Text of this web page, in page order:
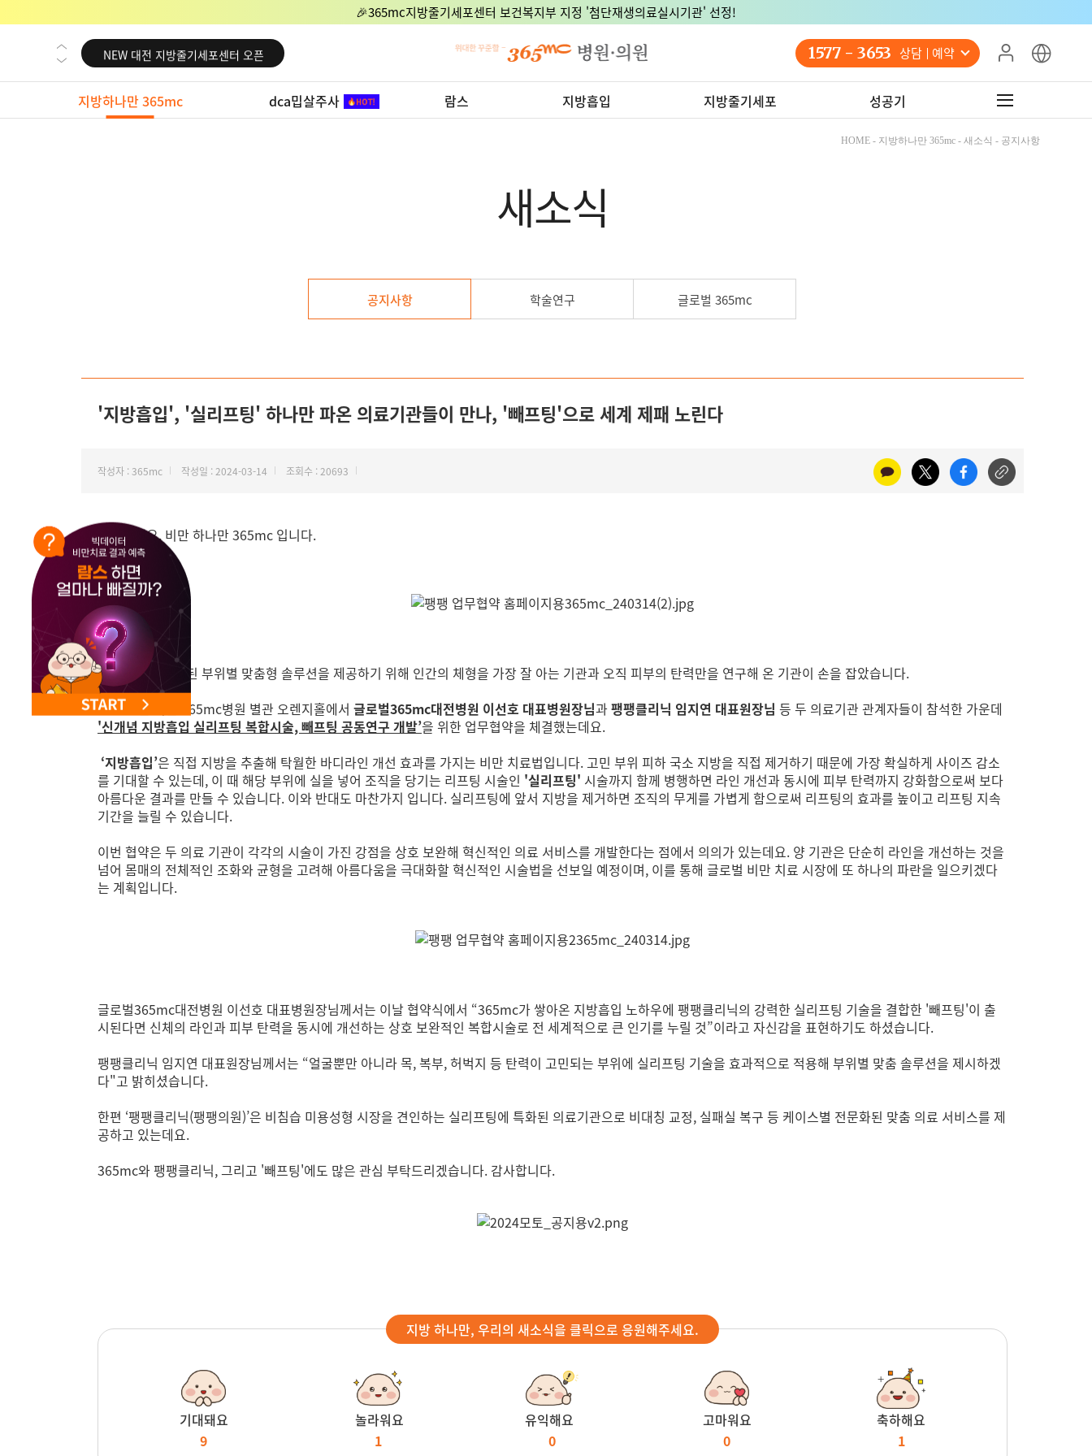
🎉365mc지방줄기세포센터 보건복지부 지정 '첨단재생의료실시기관' 선정!
NEW 교대 지방줄기세포센터 오픈
NEW 대전 지방줄기세포센터 오픈
NEW 노원 지방줄기세포센터 오픈
NEW 미국 LA점 오픈
1577 - 3653 상담 예약
지방하나만 365mc dca밉살주사 람스 지방흡입 지방줄기세포 성공기
HOME - 지방하나만 365mc - 새소식 - 공지사항
새소식
공지사항 학술연구 글로벌 365mc
'지방흡입', '실리프팅' 하나만 파온 의료기관들이 만나, '빼프팅'으로 세계 제패 노린다
작성자 : 365mc 작성일 : 2024-03-14 조회수 : 20693
안녕하세요. 비만 하나만 365mc 입니다.
개인에게 최적화된 부위별 맞춤형 솔루션을 제공하기 위해 인간의 체형을 가장 잘 아는 기관과 오직 피부의 탄력만을 연구해 온 기관이 손을 잡았습니다.
365mc는 최근 365mc병원 별관 오렌지홀에서 글로벌365mc대전병원 이선호 대표병원장님과팽팽클리닉 임지연 대표원장님 등 두 의료기관 관계자들이 참석한 가운데
'신개념 지방흡입 실리프팅 복합시술, 빼프팅 공동연구 개발’을 위한 업무협약을 체결했는데요.
‘지방흡입’은 직접 지방을 추출해 탁월한 바디라인 개선 효과를 가지는 비만 치료법입니다. 고민 부위 피하 국소 지방을 직접 제거하기 때문에 가장 확실하게 사이즈 감소
를 기대할 수 있는데, 이 때 해당 부위에 실을 넣어 조직을 당기는 리프팅 시술인 '실리프팅' 시술까지 함께 병행하면 라인 개선과 동시에 피부 탄력까지 강화함으로써 보다
아름다운 결과를 만들 수 있습니다. 이와 반대도 마찬가지 입니다. 실리프팅에 앞서 지방을 제거하면 조직의 무게를 가볍게 함으로써 리프팅의 효과를 높이고 리프팅 지속
기간을 늘릴 수 있습니다.
이번 협약은 두 의료 기관이 각각의 시술이 가진 강점을 상호 보완해 혁신적인 의료 서비스를 개발한다는 점에서 의의가 있는데요. 양 기관은 단순히 라인을 개선하는 것을
넘어 몸매의 전체적인 조화와 균형을 고려해 아름다움을 극대화할 혁신적인 시술법을 선보일 예정이며, 이를 통해 글로벌 비만 치료 시장에 또 하나의 파란을 일으키겠다
는 계획입니다.
글로벌365mc대전병원 이선호 대표병원장님께서는 이날 협약식에서 “365mc가 쌓아온 지방흡입 노하우에 팽팽클리닉의 강력한 실리프팅 기술을 결합한 '빼프팅'이 출
시된다면 신체의 라인과 피부 탄력을 동시에 개선하는 상호 보완적인 복합시술로 전 세계적으로 큰 인기를 누릴 것”이라고 자신감을 표현하기도 하셨습니다.
팽팽클리닉 임지연 대표원장님께서는 “얼굴뿐만 아니라 목, 복부, 허벅지 등 탄력이 고민되는 부위에 실리프팅 기술을 효과적으로 적용해 부위별 맞춤 솔루션을 제시하겠
다"고 밝히셨습니다.
한편 ‘팽팽클리닉(팽팽의원)’은 비침습 미용성형 시장을 견인하는 실리프팅에 특화된 의료기관으로 비대칭 교정, 실패실 복구 등 케이스별 전문화된 맞춤 의료 서비스를 제
공하고 있는데요.
365mc와 팽팽클리닉, 그리고 '빼프팅'에도 많은 관심 부탁드리겠습니다. 감사합니다.
지방 하나만, 우리의 새소식을 클릭으로 응원해주세요.
기대돼요
9
놀라워요
1
유익해요
0
고마워요
0
축하해요
1